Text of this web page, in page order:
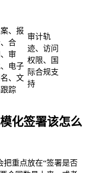
、报
合
、审
电子
、文
踪
审计轨
迹、访问
权限、国
际合规支
持
化签署该怎么
把重点放在“签署是否